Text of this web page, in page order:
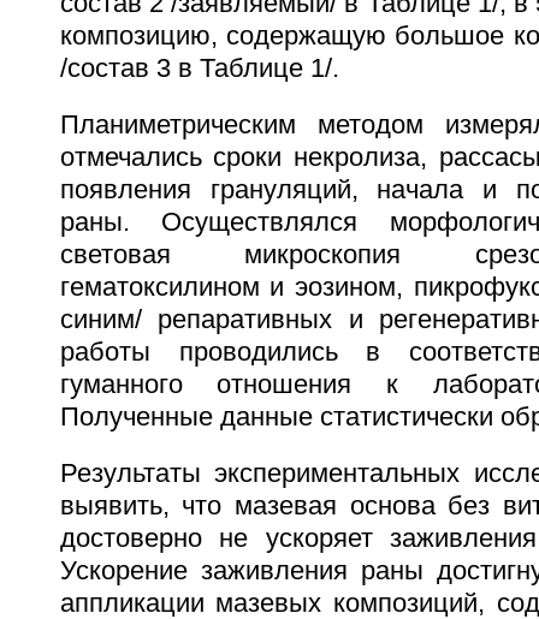
композицию, содержащую большое
/состав 3 в Таблице 1/.
Планиметрическим методом
отмечались сроки некролиза,
появления грануляций, начала и
раны. Осуществлялся
световая микроскопия
гематоксилином и эозином,
синим/ репаративных и
работы проводились в
гуманного отношения к
Полученные данные статистически
Результаты экспериментальных
выявить, что мазевая основа без
достоверно не ускоряет
Ускорение заживления раны
аппликации мазевых композиций,